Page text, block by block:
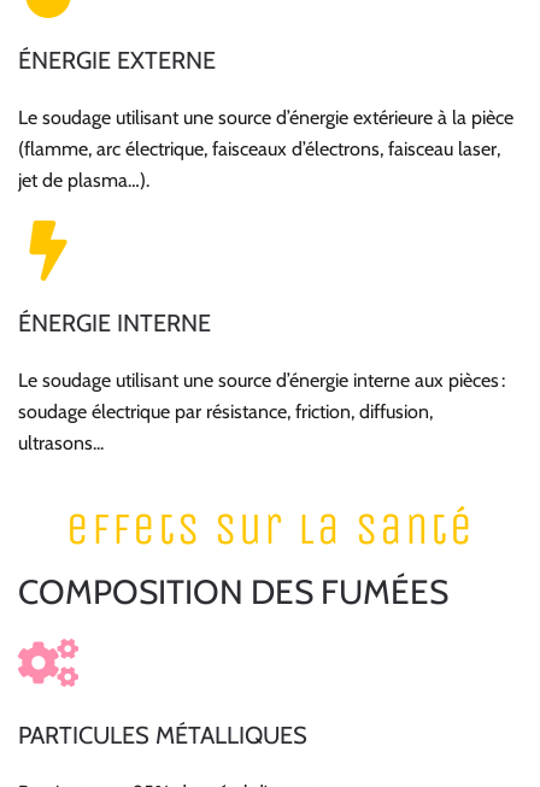
ÉNERGIE EXTERNE
Le soudage utilisant une source d’énergie extérieure à la pièce
(flamme, arc électrique, faisceaux d’électrons, faisceau laser,
jet de plasma…).
ÉNERGIE INTERNE
Le soudage utilisant une source d’énergie interne aux pièces :
soudage électrique par résistance, friction, diffusion,
ultrasons...
effets sur la santé
COMPOSITION DES FUMÉES
PARTICULES MÉTALLIQUES